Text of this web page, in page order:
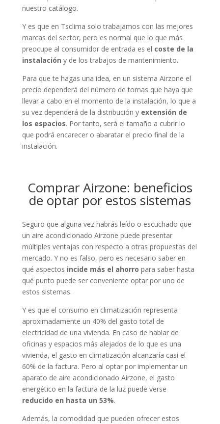
nuestro catálogo.
Y es que en Tsclima solo trabajamos con las mejores
marcas del sector, pero es normal que lo que más
preocupe al consumidor de entrada es el coste de la
instalación y de los trabajos de mantenimiento.
Para que te hagas una idea, en un sistema Airzone el
precio dependerá del número de tomas que haya que
llevar a cabo en el momento de la instalación, lo que a
su vez dependerá de la distribución y extensión de
los espacios. Por tanto, será el tamaño a cubrir lo
que podrá encarecer o abaratar el precio final de la
instalación.
Comprar Airzone: beneficios
de optar por estos sistemas
Seguro que alguna vez habrás leído o escuchado que
un aire acondicionado Airzone puede presentar
múltiples ventajas con respecto a otras propuestas del
mercado. Y no es falso, pero es necesario saber en
qué aspectos incide más el ahorro para saber hasta
qué punto puede ser conveniente optar por uno de
estos sistemas.
Y es que el consumo en climatización representa
aproximadamente un 40% del gasto total de
electricidad de una vivienda. En caso de hablar de
oficinas y espacios más alejados de lo que es una
vivienda, el gasto en climatización alcanzaría casi el
60% de la factura. Pero al optar por implementar un
aparato de aire acondicionado Airzone, el gasto
energético en la factura de la luz puede verse
reducido en hasta un 53%.
Además, la comodidad que pueden ofrecer estos